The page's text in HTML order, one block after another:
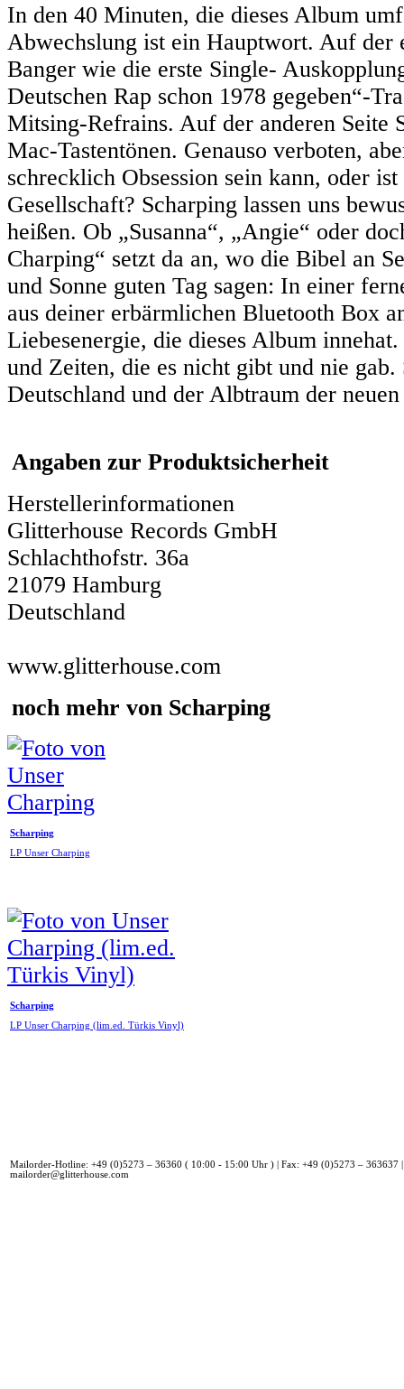
In den 40 Minuten, die dieses Album
Abwechslung ist ein Hauptwort. Auf der
Banger wie die erste Single-
Deutschen Rap schon 1978 gegeben“-
Mitsing-Refrains. Auf der anderen Seite
Mac-Tastentönen. Genauso verboten,
schrecklich Obsession sein kann, oder
Gesellschaft? Scharping lassen uns
heißen. Ob „Susanna“, „Angie“ oder
Charping“ setzt da an, wo die Bibel an
und Sonne guten Tag sagen: In einer
aus deiner erbärmlichen Bluetooth Box
Liebesenergie, die dieses Album
und Zeiten, die es nicht gibt und nie
Deutschland und der Albtraum der
Angaben zur Produktsicherheit
Herstellerinformationen
Glitterhouse Records GmbH
Schlachthofstr. 36a
21079 Hamburg
Deutschland
www.glitterhouse.com
noch mehr von Scharping
Scharping
LP Unser Charping
Scharping
LP Unser Charping (lim.ed. Türkis Vinyl)
Mailorder-Hotline: +49 (0)5273 – 36360 ( 10:00 - 15:00 Uhr ) | Fax: +49 (0)5273 – 363637
mailorder@glitterhouse.com